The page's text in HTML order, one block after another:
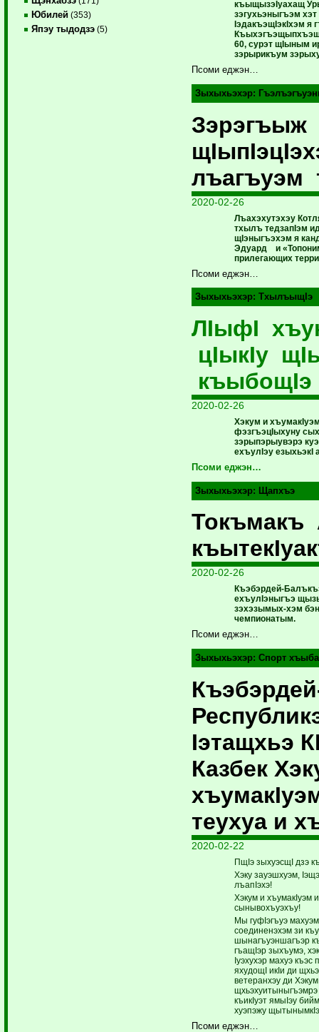
Юбилей (353)
Япэу тыдодзэ (5)
къыщызэIуахащ
зэгухьэныгъэм
IэдакъэщIэкIхэм я
60, сурэт щIыным
зэрырикъум
Псоми еджэн…
Зыхыхьэхэр:
лъагъуэм
2020-02-26
Лъахэхутэхэу
тхылъ тедзапIэм
щIэныгъэхэм я
Эдуард и
прилегающих
Псоми еджэн…
Зыхыхьэхэр:ТхылъыщIэ
ЛIыфI
цIыкIу
къыбощIэ
2020-02-26
Хэкум и
фэзгъэцIыхуну
зэрыпэрыувэрэ
ехъулIэу езыхьэкI
Псоми еджэн…
Зыхыхьэхэр: Щапхъэ
Токъмакъ
2020-02-26
Къэбэрдей-
ехъулIэныгъэ
зэхэзымых-хэм
чемпионатым.
Псоми еджэн…
Зыхыхьэхэр:Спорт
Iэтащхьэ
Казбек
теухуа и
2020-02-22
ПщIэ зыхуэсщI дзэ
Хэку зауэшхуэм,
лъапIэхэ!
Хэкум и хъумакIуэм
сынывохъуэхъу!
Мы гуфIэгъуэ
соединенэхэм зи
шынагъуэншагъэр
гъащIэр зыхъумэ,
Iуэхухэр махуэ
яхудощI икIи ди
ветеранхэу ди
къикIуэт ямыIэу
хуэпэжу
Псоми еджэн…